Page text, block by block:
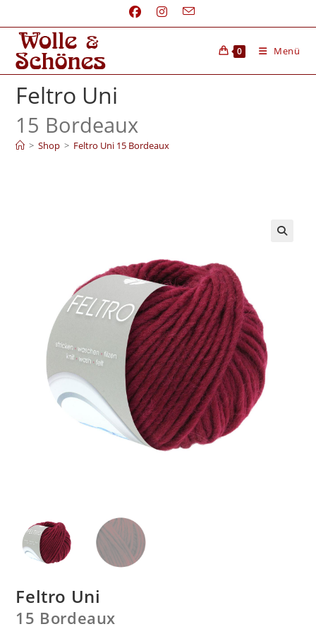
0 Menü
Feltro Uni
15 Bordeaux
> Shop > Feltro Uni 15 Bordeaux
Feltro Uni
15 Bordeaux